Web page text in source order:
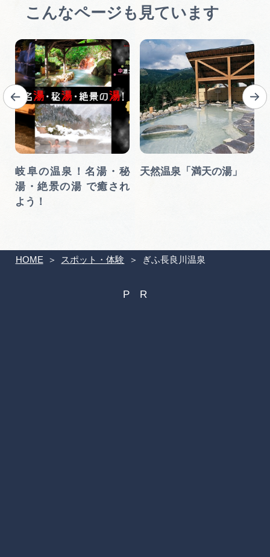
HOME スポット・体験 ぎふ長良川温泉
こんなページも見ています
岐阜の温泉！名湯・秘
湯・絶景の湯 で癒され
よう！
天然温泉「満天の湯」